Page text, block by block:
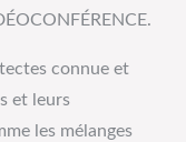
connue et
et leurs
les mélanges